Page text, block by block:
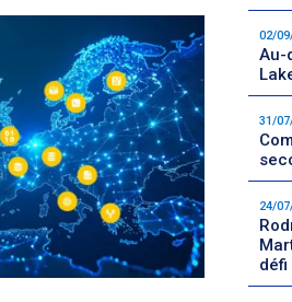
02/
Au-
31/
24/
défi